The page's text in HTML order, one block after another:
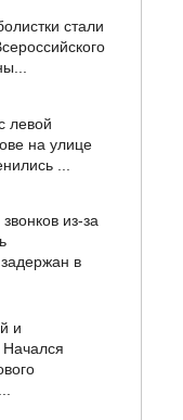
стали
левой
на улице
...
из-за
в
и